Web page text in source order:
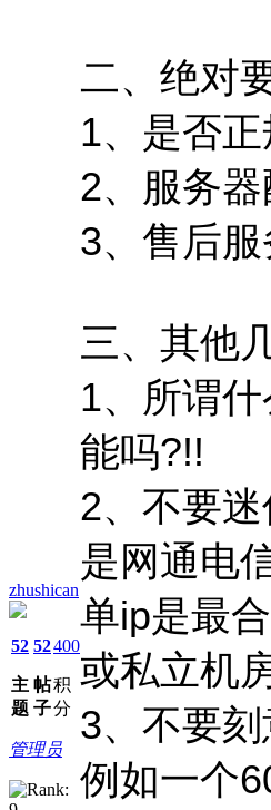
zhushican
52
主
题
52
帖
子
400
积
分
管理员
二、绝对
1、是否正
2、服务器
3、售后服
三、其他
1、所谓
能吗?!!
2、不要
是网通电
单ip是最
或私立机
3、不要
例如一个